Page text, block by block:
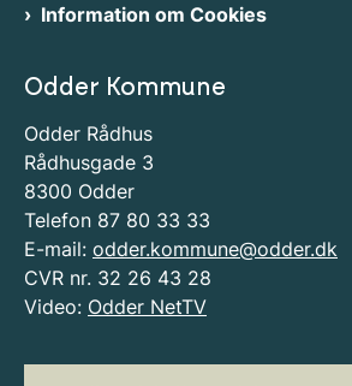
Information om Cookies
Odder Kommune
Odder Rådhus
Rådhusgade 3
8300 Odder
Telefon 87 80 33 33
E-mail: odder.kommune@odder.dk
CVR nr. 32 26 43 28
Video: Odder NetTV